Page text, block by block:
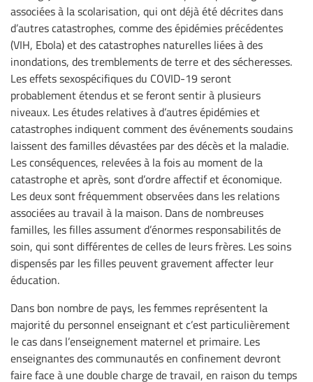
associées à la scolarisation, qui ont déjà été décrites dans
d’autres catastrophes, comme des épidémies précédentes
(VIH, Ebola) et des catastrophes naturelles liées à des
inondations, des tremblements de terre et des sécheresses.
Les effets sexospécifiques du COVID-19 seront
probablement étendus et se feront sentir à plusieurs
niveaux. Les études relatives à d’autres épidémies et
catastrophes indiquent comment des événements soudains
laissent des familles dévastées par des décès et la maladie.
Les conséquences, relevées à la fois au moment de la
catastrophe et après, sont d’ordre affectif et économique.
Les deux sont fréquemment observées dans les relations
associées au travail à la maison. Dans de nombreuses
familles, les filles assument d’énormes responsabilités de
soin, qui sont différentes de celles de leurs frères. Les soins
dispensés par les filles peuvent gravement affecter leur
éducation.
Dans bon nombre de pays, les femmes représentent la
majorité du personnel enseignant et c’est particulièrement
le cas dans l’enseignement maternel et primaire. Les
enseignantes des communautés en confinement devront
faire face à une double charge de travail, en raison du temps